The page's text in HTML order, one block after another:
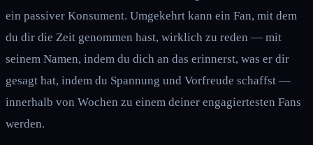
ein passiver Konsument. Umgekehrt kann ein Fan, mit dem
du dir die Zeit genommen hast, wirklich zu reden — mit
seinem Namen, indem du dich an das erinnerst, was er dir
gesagt hat, indem du Spannung und Vorfreude schaffst —
innerhalb von Wochen zu einem deiner engagiertesten Fans
werden.